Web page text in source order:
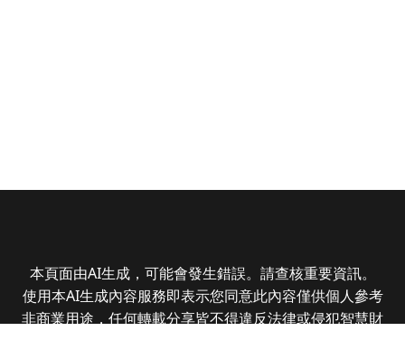
本頁面由AI生成，可能會發生錯誤。請查核重要資訊。
使用本AI生成內容服務即表示您同意此內容僅供個人參考
非商業用途，任何轉載分享皆不得違反法律或侵犯智慧財